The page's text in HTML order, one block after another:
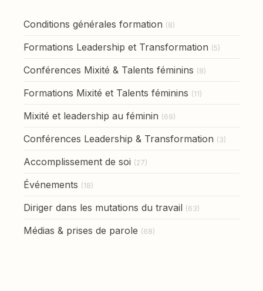
Conditions générales formation (8)
Formations Leadership et Transformation (5)
Conférences Mixité & Talents féminins (8)
Formations Mixité et Talents féminins (11)
Mixité et leadership au féminin (69)
Conférences Leadership & Transformation (3)
Accomplissement de soi (27)
Événements (18)
Diriger dans les mutations du travail (63)
Médias & prises de parole (68)